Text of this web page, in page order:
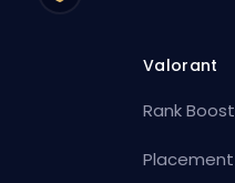
Valorant
Rank Boost
Placement